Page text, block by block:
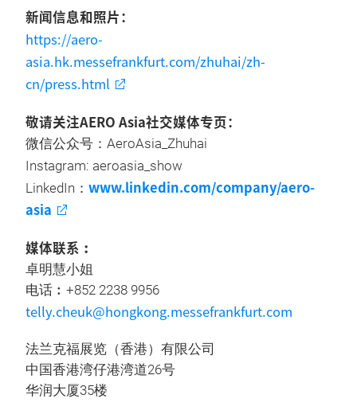
新闻信息和照片：
https://aero-
asia.hk.messefrankfurt.com/zhuhai/zh-
cn/press.html
敬请关注AERO Asia社交媒体专页：
微信公众号：AeroAsia_Zhuhai
Instagram: aeroasia_show
LinkedIn： www.linkedin.com/company/aero-
asia
媒体联系︰
卓明慧小姐
电话︰+852 2238 9956
telly.cheuk@hongkong.messefrankfurt.com
法兰克福展览（香港）有限公司
中国香港湾仔港湾道26号
华润大厦35楼